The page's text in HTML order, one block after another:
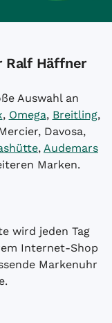
Ralf Häffner
Auswahl an
, Omega, Breitling,
Davosa,
, Audemars
Marken.
wird jeden Tag
Internet-Shop
Markenuhr